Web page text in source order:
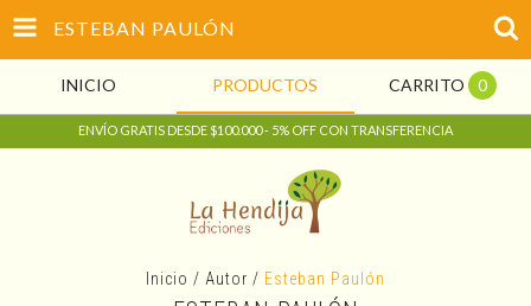
ESTEBAN PAULÓN
INICIO PRODUCTOS CARRITO 0
ENVÍO GRATIS DESDE $100.000 - 5% OFF CON TRANSFERENCIA
Inicio / Autor / Esteban Paulón